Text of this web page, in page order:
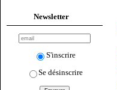
Newsletter
S'inscrire
Se désinscrire